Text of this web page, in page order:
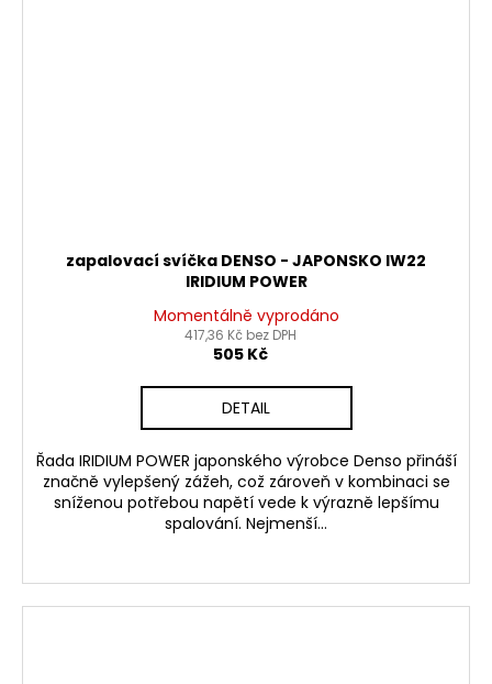
zapalovací svíčka DENSO - JAPONSKO IW22
IRIDIUM POWER
Momentálně vyprodáno
417,36 Kč bez DPH
505 Kč
DETAIL
Řada IRIDIUM POWER japonského výrobce Denso přináší
značně vylepšený zážeh, což zároveň v kombinaci se
sníženou potřebou napětí vede k výrazně lepšímu
spalování. Nejmenší...